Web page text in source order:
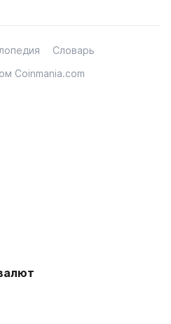
Словарь
Coinmania.com